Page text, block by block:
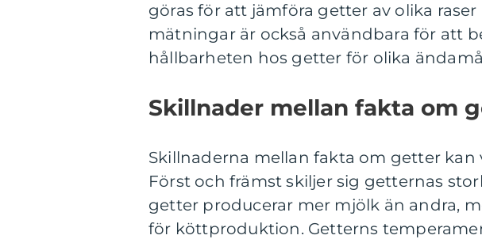
göras för att jämföra getter av olika raser
mätningar är också användbara för att
hållbarheten hos getter för olika
Skillnader mellan fakta om
Skillnaderna mellan fakta om getter kan
Först och främst skiljer sig getternas
getter producerar mer mjölk än andra,
för köttproduktion. Getterns